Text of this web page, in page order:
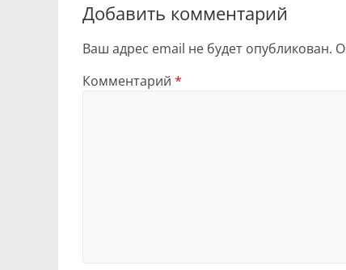
Добавить комментарий
Ваш адрес email не будет опубликован.
Комментарий *